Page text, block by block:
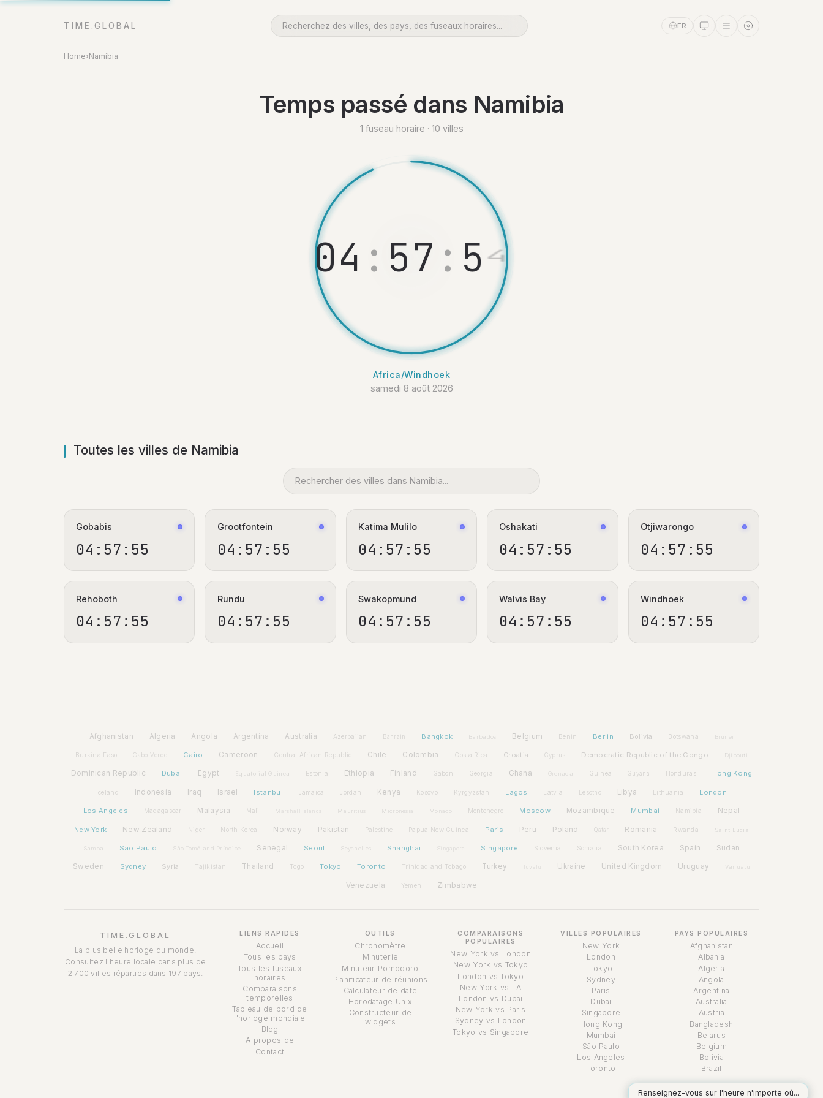
TIME.GLOBAL FR
Home›Namibia
Temps passé dans Namibia
1 fuseau horaire · 10 villes
04 : 57 : 55
Africa/Windhoek
samedi 8 août 2026
Toutes les villes de Namibia
Gobabis
04:57:55
Grootfontein
04:57:55
Katima Mulilo
04:57:55
Oshakati
04:57:55
Otjiwarongo
04:57:55
Rehoboth
04:57:55
Rundu
04:57:55
Swakopmund
04:57:55
Walvis Bay
04:57:55
Windhoek
04:57:55
Afghanistan Algeria Angola Argentina Australia Azerbaijan Bahrain Bangkok Barbados Belgium Benin Berlin Bolivia Botswana Brunei
Burkina Faso Cabo Verde Cairo Cameroon Central African Republic Chile Colombia Costa Rica Croatia Cyprus Democratic Republic of the Congo Djibouti
Dominican Republic Dubai Egypt Equatorial Guinea Estonia Ethiopia Finland Gabon Georgia Ghana Grenada Guinea Guyana Honduras Hong Kong
Iceland Indonesia Iraq Israel Istanbul Jamaica Jordan Kenya Kosovo Kyrgyzstan Lagos Latvia Lesotho Libya Lithuania London
Los Angeles Madagascar Malaysia Mali Marshall Islands Mauritius Micronesia Monaco Montenegro Moscow Mozambique Mumbai Namibia Nepal
New York New Zealand Niger North Korea Norway Pakistan Palestine Papua New Guinea Paris Peru Poland Qatar Romania Rwanda Saint Lucia
Samoa São Paulo São Tomé and Príncipe Senegal Seoul Seychelles Shanghai Singapore Slovenia Somalia South Korea Spain Sudan
Sweden Sydney Syria Tajikistan Thailand Togo Tokyo Toronto Trinidad and Tobago Turkey Tuvalu Ukraine United Kingdom Uruguay Vanuatu
Venezuela Yemen Zimbabwe
TIME.GLOBAL
La plus belle horloge du monde.
Consultez l'heure locale dans plus de
2 700 villes réparties dans 197 pays.
LIENS RAPIDES
Accueil
Tous les pays
Tous les fuseaux
horaires
Comparaisons
temporelles
Tableau de bord de
l'horloge mondiale
Blog
A propos de
Contact
OUTILS
Chronomètre
Minuterie
Minuteur Pomodoro
Planificateur de réunions
Calculateur de date
Horodatage Unix
Constructeur de
widgets
COMPARAISONS
POPULAIRES
New York vs London
New York vs Tokyo
London vs Tokyo
New York vs LA
London vs Dubai
New York vs Paris
Sydney vs London
Tokyo vs Singapore
VILLES POPULAIRES
New York
London
Tokyo
Sydney
Paris
Dubai
Singapore
Hong Kong
Mumbai
São Paulo
Los Angeles
Toronto
PAYS POPULAIRES
Afghanistan
Albania
Algeria
Angola
Argentina
Australia
Austria
Bangladesh
Belarus
Belgium
Bolivia
Brazil
Renseignez-vous sur l'heure n'importe où...
Assistant Temps
Online